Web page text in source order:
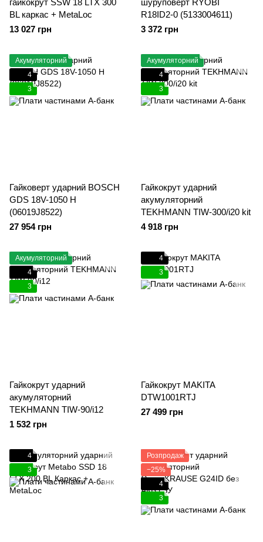
гайкокрут SSW 18 LTX 300
BL каркас + MetaLoc
13 027 грн
шуруповерт RYOBI
R18ID2-0 (5133004611)
3 372 грн
Акумуляторний
4
3
Гайковерт ударний BOSCH
GDS 18V-1050 H
(06019J8522)
27 954 грн
Акумуляторний
4
3
Гайкокрут ударний
акумуляторний
TEKHMANN TIW-300/i20 kit
4 918 грн
Акумуляторний
4
3
Гайкокрут ударний
акумуляторний
TEKHMANN TIW-90/i12
1 532 грн
4
3
Гайкокрут MAKITA
DTW1001RTJ
27 499 грн
4
3
Розпродаж
−25%
4
3